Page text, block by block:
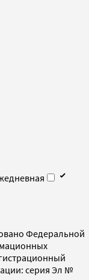
Федеральной
серия Эл №